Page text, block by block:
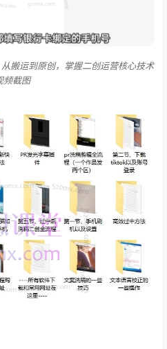
搬运到原创，掌握二创运营核心技术
频截图